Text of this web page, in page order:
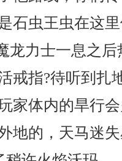
石虫王虫在这
龙力士一息之
戒指?待听到扎
家体内的旱行
地的，天马迷